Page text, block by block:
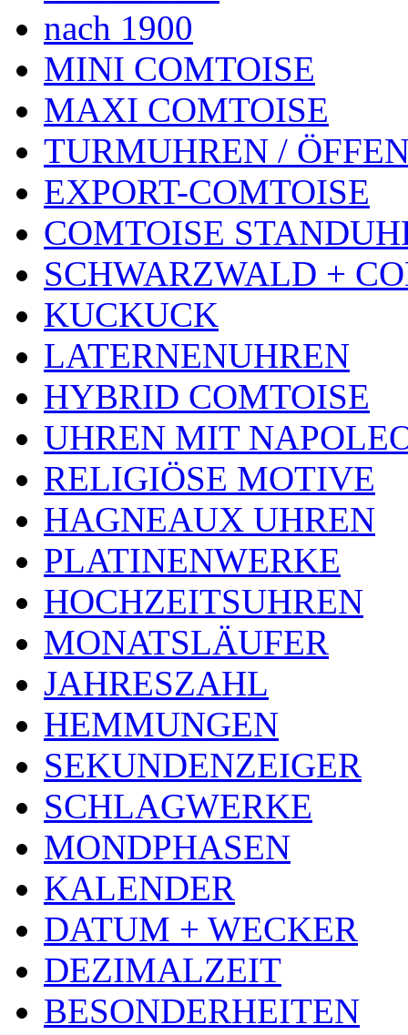
nach 1900
MINI COMTOISE
MAXI COMTOISE
TURMUHREN /
EXPORT-COMTOISE
COMTOISE
SCHWARZWALD +
KUCKUCK
LATERNENUHREN
HYBRID COMTOISE
UHREN MIT
RELIGIÖSE MOTIVE
HAGNEAUX UHREN
PLATINENWERKE
HOCHZEITSUHREN
MONATSLÄUFER
JAHRESZAHL
HEMMUNGEN
SEKUNDENZEIGER
SCHLAGWERKE
MONDPHASEN
KALENDER
DATUM + WECKER
DEZIMALZEIT
BESONDERHEITEN